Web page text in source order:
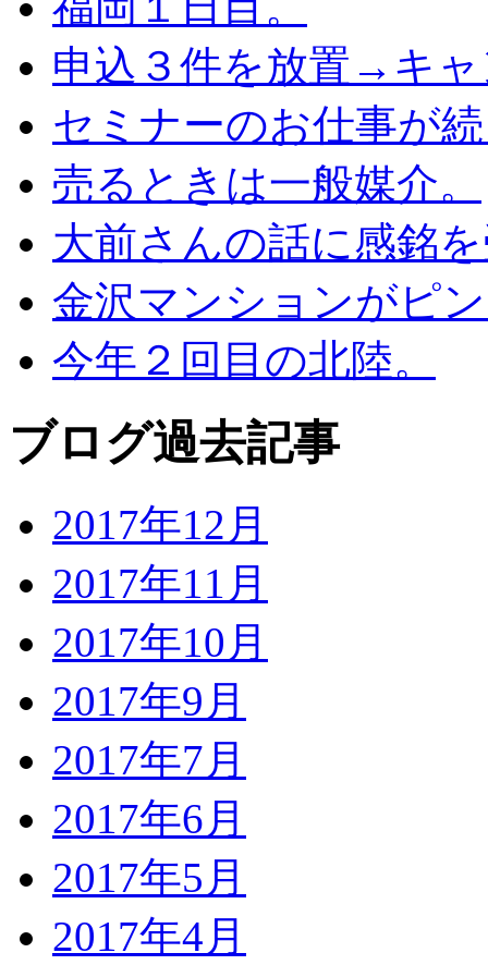
申込３件を放置→キ
セミナーのお仕事が
売るときは一般媒介。
大前さんの話に感銘
金沢マンションがピ
今年２回目の北陸。
ブログ過去記事
2017年12月
2017年11月
2017年10月
2017年9月
2017年7月
2017年6月
2017年5月
2017年4月